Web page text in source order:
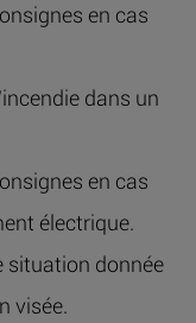
en cas
dans un
en cas
électrique.
situation donnée
visée.